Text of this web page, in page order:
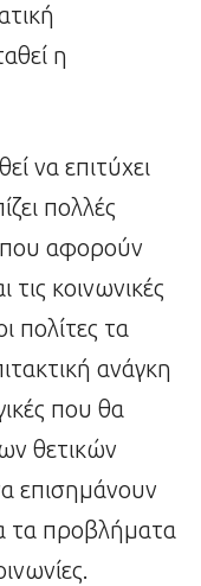
η
να επιτύχει
πολλές
αφορούν
τις κοινωνικές
πολίτες τα
ανάγκη
που θα
θετικών
επισημάνουν
τα προβλήματα